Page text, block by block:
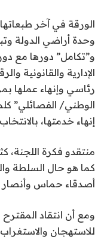
الورقة في آخر
وحدة أراضي الدولة
و”تكامل” دورها مع
الإدارية والقانونية
رئاسي وإنهاء عملها
الوطني/ الفصائلي”
إنهاء خدمتها،
منتقدو فكرة
كما هو حال السلطة
أصدقاء حماس وأنصار
ومع أن انتقاد المقترح
للاستهجان